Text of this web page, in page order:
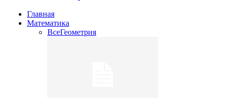
Главная
Математика
ВсеГеометрия